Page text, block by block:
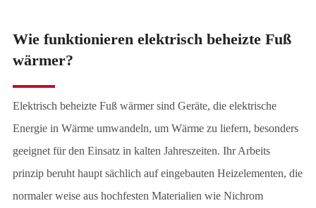
Wie funktionieren elektrisch beheizte Fuß
wärmer?
Elektrisch beheizte Fuß wärmer sind Geräte, die elektrische
Energie in Wärme umwandeln, um Wärme zu liefern, besonders
geeignet für den Einsatz in kalten Jahreszeiten. Ihr Arbeits
prinzip beruht haupt sächlich auf eingebauten Heizelementen, die
normaler weise aus hochfesten Materialien wie Nichrom